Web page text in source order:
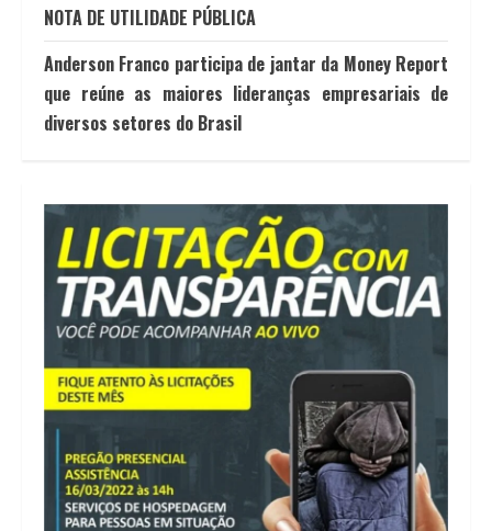
NOTA DE UTILIDADE PÚBLICA
Anderson Franco participa de jantar da Money Report
que reúne as maiores lideranças empresariais de
diversos setores do Brasil